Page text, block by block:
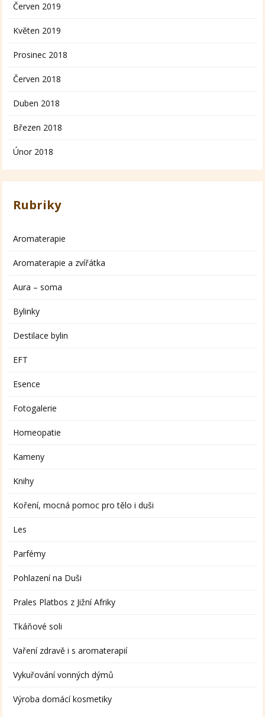
Červen 2019
Květen 2019
Prosinec 2018
Červen 2018
Duben 2018
Březen 2018
Únor 2018
Rubriky
Aromaterapie
Aromaterapie a zvířátka
Aura – soma
Bylinky
Destilace bylin
EFT
Esence
Fotogalerie
Homeopatie
Kameny
Knihy
Koření, mocná pomoc pro tělo i duši
Les
Parfémy
Pohlazení na Duši
Prales Platbos z Jižní Afriky
Tkáňové soli
Vaření zdravě i s aromaterapií
Vykuřování vonných dýmů
Výroba domácí kosmetiky